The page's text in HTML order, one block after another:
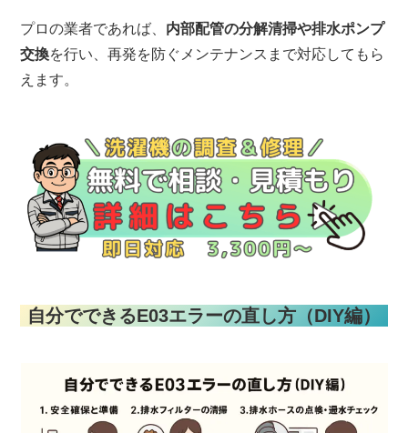
プロの業者であれば、 内部配管の分解清掃や排水ポンプ
交換を行い、再発を防ぐメンテナンスまで対応してもら
えます。
自分でできるE03エラーの直し方（DIY編）